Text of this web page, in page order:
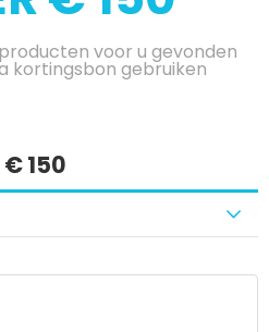
voor u gevonden
kortingsbon gebruiken
150